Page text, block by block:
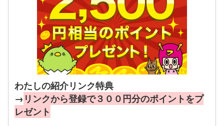
わたしの紹介リンク特典
→ リンクから登録で３００円分のポイントをプ
レゼント